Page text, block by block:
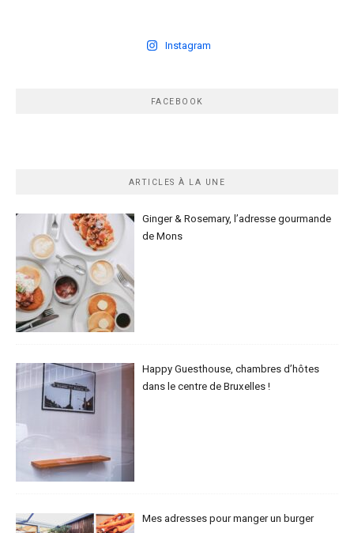
Instagram
FACEBOOK
ARTICLES À LA UNE
Ginger & Rosemary, l’adresse gourmande
de Mons
Happy Guesthouse, chambres d’hôtes
dans le centre de Bruxelles !
Mes adresses pour manger un burger